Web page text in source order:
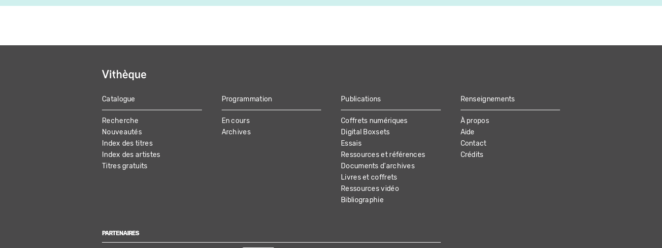
MAIN
NAVIGATION
Catalogue
Recherche
Nouveautés
Index des titres
Index des artistes
Titres gratuits
Programmation
En cours
Archives
Publications
Coffrets numériques
Digital Boxsets
Essais
Ressources et références
Documents d'archives
Livres et coffrets
Ressources vidéo
Bibliographie
Renseignements
À propos
Aide
Contact
Crédits
PARTENAIRES